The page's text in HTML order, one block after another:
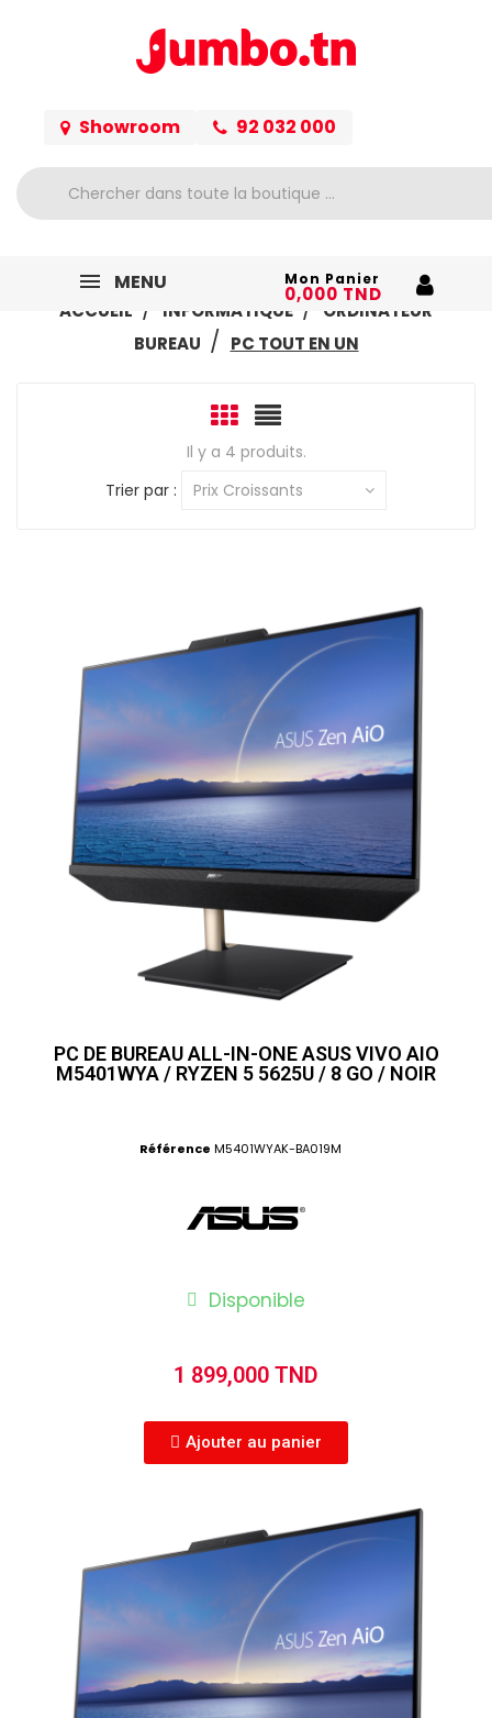
Showroom 92 032 000
MENU Mon Panier
0,000 TND
ACCUEIL INFORMATIQUE
ORDINATEUR
BUREAU
PC TOUT EN UN
Il y a 4 produits.
Trier par :
Prix Croissants
PC DE BUREAU ALL-IN-ONE ASUS VIVO AIO
M5401WYA / RYZEN 5 5625U / 8 GO / NOIR
Référence M5401WYAK-BA019M
Disponible
1 899,000 TND
Ajouter au panier